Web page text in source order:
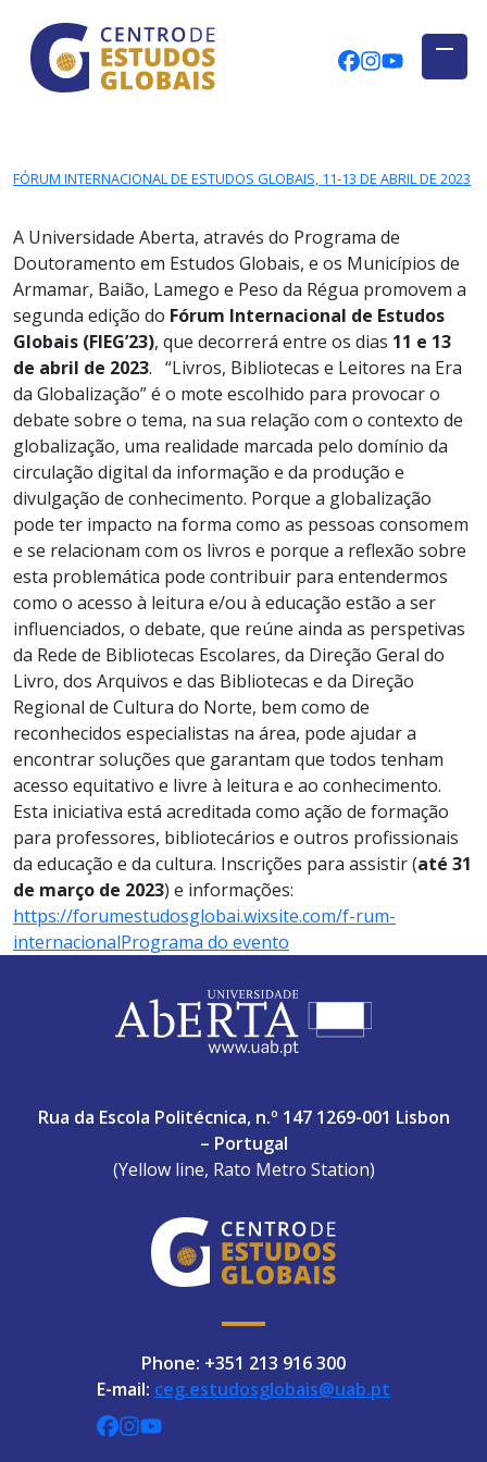
Skip to main content
CENTRO DE ESTUDOS GLOBAIS
CEGUAb @
FÓRUM INTERNACIONAL DE ESTUDOS GLOBAIS, 11-13 DE ABRIL DE 2023
A Universidade Aberta, através do Programa de
Doutoramento em Estudos Globais, e os Municípios de
Armamar, Baião, Lamego e Peso da Régua promovem a
segunda edição do Fórum Internacional de Estudos
Globais (FIEG’23), que decorrerá entre os dias 11 e 13
de abril de 2023. “Livros, Bibliotecas e Leitores na Era
da Globalização” é o mote escolhido para provocar o
debate sobre o tema, na sua relação com o contexto de
globalização, uma realidade marcada pelo domínio da
circulação digital da informação e da produção e
divulgação de conhecimento. Porque a globalização
pode ter impacto na forma como as pessoas consomem
e se relacionam com os livros e porque a reflexão sobre
esta problemática pode contribuir para entendermos
como o acesso à leitura e/ou à educação estão a ser
influenciados, o debate, que reúne ainda as perspetivas
da Rede de Bibliotecas Escolares, da Direção Geral do
Livro, dos Arquivos e das Bibliotecas e da Direção
Regional de Cultura do Norte, bem como de
reconhecidos especialistas na área, pode ajudar a
encontrar soluções que garantam que todos tenham
acesso equitativo e livre à leitura e ao conhecimento.
Esta iniciativa está acreditada como ação de formação
para professores, bibliotecários e outros profissionais
da educação e da cultura. Inscrições para assistir (até 31
de março de 2023) e informações:
https://forumestudosglobai.wixsite.com/f-rum-
internacionalPrograma do evento
Rua da Escola Politécnica, n.º 147 1269-001 Lisbon
– Portugal
(Yellow line, Rato Metro Station)
Phone: +351 213 916 300
E-mail: ceg.estudosglobais@uab.pt
CEGUAb @ Facebook
centrodeestudosglobaisuab @
globalogia @ YouTube